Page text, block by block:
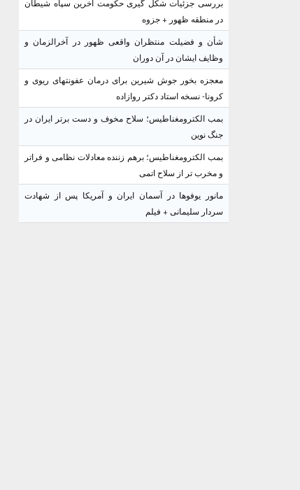
بررسی جزئیات شکل گیری حکومت آخرین سپاه شیطان
در منطقه ظهور + جزوه
شأن و فضیلت منتظران واقعی ظهور در آخرالزمان و
وظایف ایشان در آن دوران
معجزه بخور جوش شیرین برای درمان عفونتهای ریوی و
کرونا- نسخه استاد دکتر روازاده
بمب الکترومغناطیس؛ سلاح مخوف و دست برتر ایران در
جنگ نوین
بمب الکترومغناطیس؛ برهم زننده معادلات نظامی و فراتر
و مخرب تر از سلاح اتمی
مانور یوفوها در آسمان ایران و آمریکا پس از شهادت
سردار سلیمانی + فیلم